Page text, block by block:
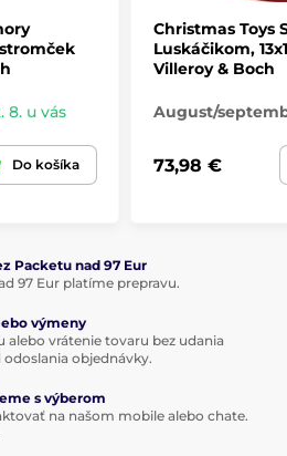
8. u vás
Do košíka
Christmas Toys
Luskáčikom,
Villeroy & Boch
August/
73,98 €
Packetu nad 97 Eur
97 Eur platíme prepravu.
výmeny
alebo vrátenie tovaru bez udania
objednávky.
s výberom
na našom mobile alebo chate.